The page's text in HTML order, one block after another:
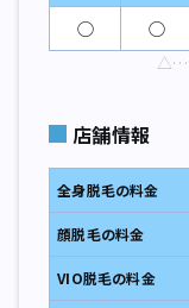
◯
◯
△…
店舗情報
全身脱毛の料金
顔脱毛の料金
VIO脱毛の料金